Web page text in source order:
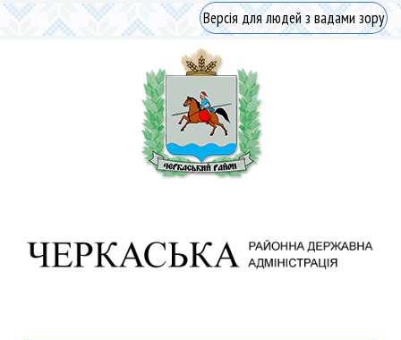
Версія для людей з вадами зору